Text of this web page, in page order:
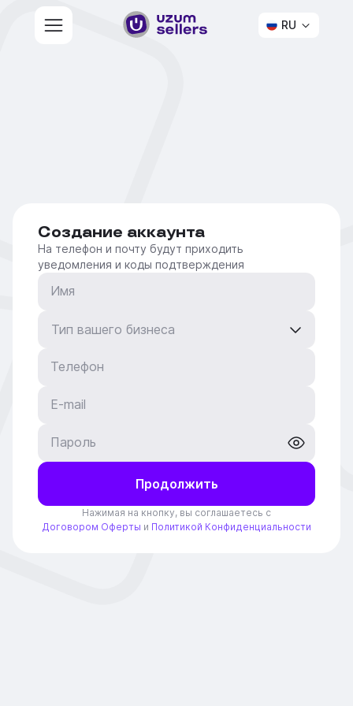
RU
Создание аккаунта
На телефон и почту будут приходить
уведомления и коды подтверждения
Имя
Тип вашего бизнеса
Телефон
E-mail
Пароль
Продолжить
Нажимая на кнопку, вы соглашаетесь c
Договором Оферты и Политикой Конфиденциальности